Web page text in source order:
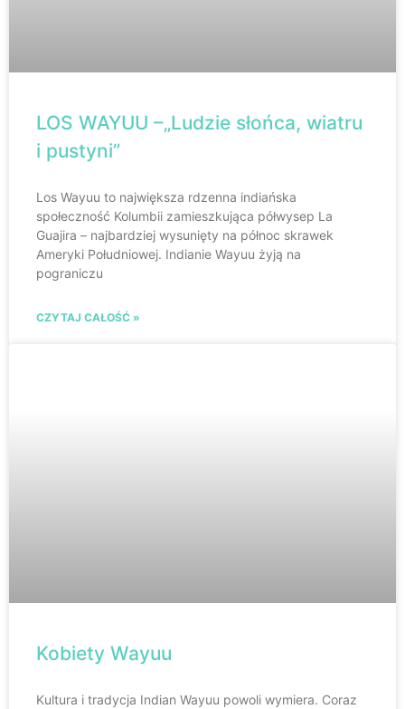
LOS WAYUU –„Ludzie słońca, wiatru
i pustyni”
Los Wayuu to największa rdzenna indiańska
społeczność Kolumbii zamieszkująca półwysep La
Guajira – najbardziej wysunięty na północ skrawek
Ameryki Południowej. Indianie Wayuu żyją na
pograniczu
CZYTAJ CAŁOŚĆ »
Kobiety Wayuu
Kultura i tradycja Indian Wayuu powoli wymiera. Coraz